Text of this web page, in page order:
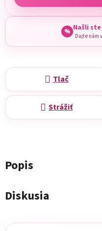
% Našli
Dajte nám
Tlač
Strážiť
Popis
Diskusia